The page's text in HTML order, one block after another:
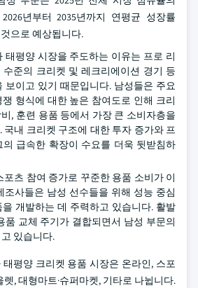
년부터 2035년까지 연평균 성장률
것으로 예상됩니다.
태평양 시장을 주도하는 이유는 프로 리
수준의 크리켓 및 레크리에이션 경기 등
보이고 있기 때문입니다. 남성들은 주요
형식에 대한 높은 참여도로 인해 크리
, 훈련 용품 등에서 가장 큰 소비자층을
국내 크리켓 구조에 대한 투자 증가와 프
의 급속한 확장이 수요를 더욱 뒷받침하
포츠 참여 증가로 꾸준한 용품 소비가 이
조사들은 남성 선수들을 위해 성능 중심
개발하는 데 주력하고 있습니다. 활발
품 교체 주기가 결합되면서 남성 부문의
있습니다.
평양 크리켓 용품 시장은 온라인, 스포
, 대형마트·슈퍼마켓, 기타로 나뉩니다.